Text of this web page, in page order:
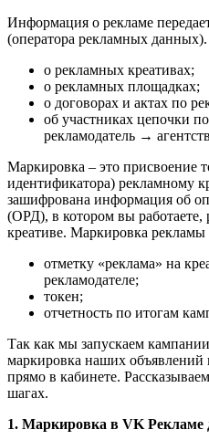
Информация о рекламе
(оператора рекламных
о рекламных креативах;
о рекламных площадках;
о договорах и актах по
об участниках цепочки
рекламодатель →
Маркировка – это присвоение
идентификатора) рекламному
зашифрована информация об
(ОРД), в котором вы работаете,
креативе. Маркировка рекламы
отметку «реклама» на
рекламодателе;
токен;
отчетность по итогам
Так как мы запускаем
маркировка наших объявлений
прямо в кабинете.
шагах.
1. Маркировка в VK Рекламе